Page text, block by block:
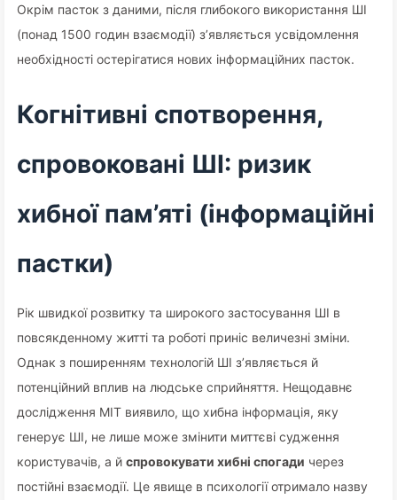
Окрім пасток з даними, після глибокого використання ШІ
(понад 1500 годин взаємодії) з’являється усвідомлення
необхідності остерігатися нових інформаційних пасток.
Когнітивні спотворення,
спровоковані ШІ: ризик
хибної пам’яті (інформаційні
пастки)
Рік швидкої розвитку та широкого застосування ШІ в
повсякденному житті та роботі приніс величезні зміни.
Однак з поширенням технологій ШІ з’являється й
потенційний вплив на людське сприйняття. Нещодавнє
дослідження MIT виявило, що хибна інформація, яку
генерує ШІ, не лише може змінити миттєві судження
користувачів, а й спровокувати хибні спогади через
постійні взаємодії. Це явище в психології отримало назву